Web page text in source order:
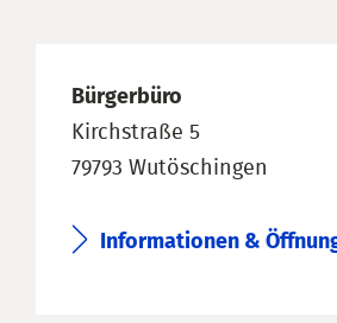
Bürgerbüro
Kirchstraße 5
79793 Wutöschingen
Informationen &